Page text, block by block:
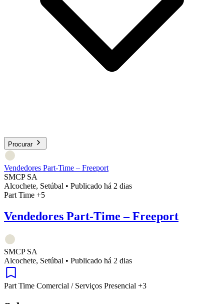
Procurar
Vendedores Part-Time – Freeport
SMCP SA
Alcochete, Setúbal • Publicado há 2 dias
Part Time +5
Vendedores Part-Time – Freeport
SMCP SA
Alcochete, Setúbal • Publicado há 2 dias
Part Time Comercial / Serviços Presencial +3